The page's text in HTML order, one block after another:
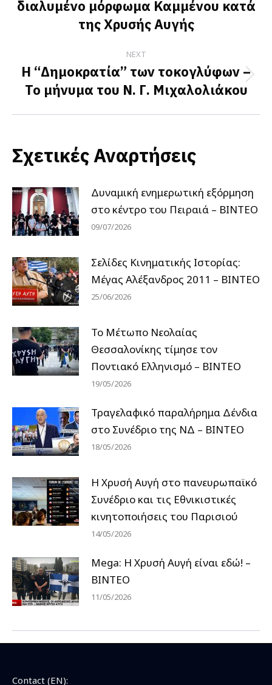
Previous
post:
διαλυμένο μόρφωμα Καμμένου κατά
της Χρυσής Αυγής
NEXT
Next
post:
Η “Δημοκρατία” των τοκογλύφων –
Το μήνυμα του Ν. Γ. Μιχαλολιάκου
Σχετικές Αναρτήσεις
Δυναμική ενημερωτική εξόρμηση
στο κέντρο του Πειραιά – ΒΙΝΤΕΟ
09/07/2026
Σελίδες Κινηματικής Ιστορίας:
Μέγας Αλέξανδρος 2011 – ΒΙΝΤΕΟ
25/06/2026
Το Μέτωπο Νεολαίας
Θεσσαλονίκης τίμησε τον
Ποντιακό Ελληνισμό – ΒΙΝΤΕΟ
19/05/2026
Τραγελαφικό παραλήρημα Δένδια
στο Συνέδριο της ΝΔ – ΒΙΝΤΕΟ
18/05/2026
Η Χρυσή Αυγή στο πανευρωπαϊκό
Συνέδριο και τις Εθνικιστικές
κινητοποιήσεις του Παρισιού
14/05/2026
Mega: Η Χρυσή Αυγή είναι εδώ! –
ΒΙΝΤΕΟ
11/05/2026
Contact (EN):